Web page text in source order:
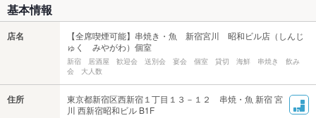
基本情報
店名
【全席喫煙可能】串焼き・魚 新宿宮川 昭和ビル店（しんじ
ゅく みやがわ）個室
新宿 居酒屋 歓迎会 送別会 宴会 個室 貸切 海鮮 串焼き 飲み
会 大人数
住所
東京都新宿区西新宿１丁目１３－１２ 串焼・魚 新宿 宮
川 西新宿昭和ビル B1F